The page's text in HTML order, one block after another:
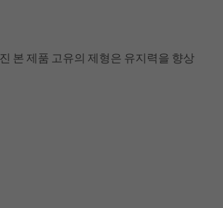
본 제품 고유의 제형은 유지력을 향상